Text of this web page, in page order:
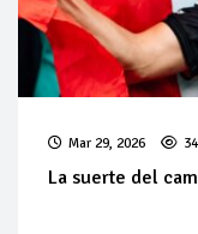
Mar 29, 2026
La suerte del